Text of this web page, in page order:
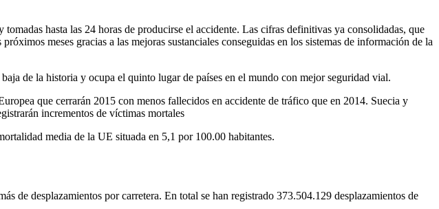
hasta las 24 horas de producirse el accidente. Las cifras definitivas ya consolidadas, que
meses gracias a las mejoras sustanciales conseguidas en los sistemas de información de la
de la historia y ocupa el quinto lugar de países en el mundo con mejor seguridad vial.
que cerrarán 2015 con menos fallecidos en accidente de tráfico que en 2014. Suecia y
incrementos de víctimas mortales
media de la UE situada en 5,1 por 100.00 habitantes.
de desplazamientos por carretera. En total se han registrado 373.504.129 desplazamientos de